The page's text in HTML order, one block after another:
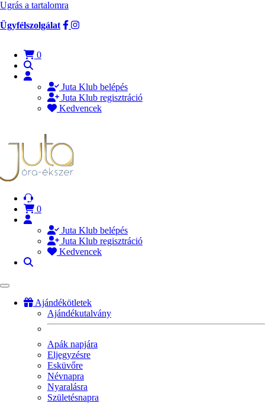
Ugrás a tartalomra
Ügyfélszolgálat
0
Juta Klub belépés
Juta Klub regisztráció
Kedvencek
0
Juta Klub belépés
Juta Klub regisztráció
Kedvencek
Ajándékötletek
Ajándékutalvány
Apák napjára
Eljegyzésre
Esküvőre
Névnapra
Nyaralásra
Születésnapra